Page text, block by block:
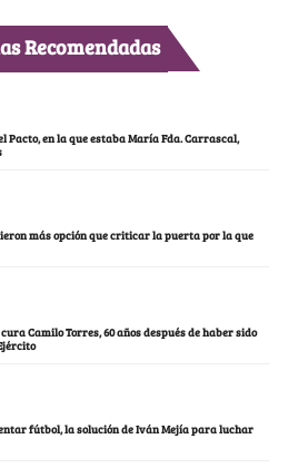
Recomendadas
Pacto, en la que estaba María Fda. Carrascal,
más opción que criticar la puerta por la que
Camilo Torres, 60 años después de haber sido
fútbol, la solución de Iván Mejía para luchar